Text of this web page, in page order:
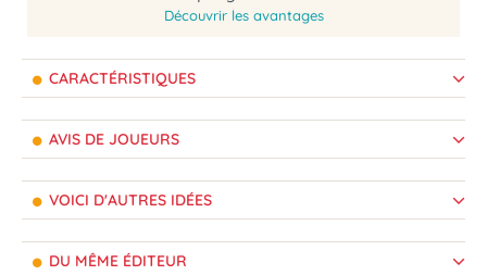
Découvrir les avantages
CARACTÉRISTIQUES
AVIS DE JOUEURS
VOICI D'AUTRES IDÉES
DU MÊME ÉDITEUR